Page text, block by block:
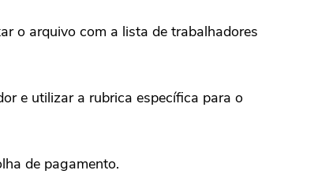
o arquivo com a lista de trabalhadores
e utilizar a rubrica específica para o
de pagamento.